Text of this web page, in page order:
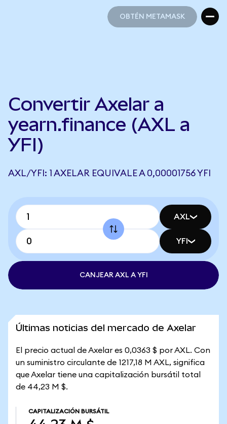
OBTÉN METAMASK
Convertir Axelar a
yearn.finance (AXL a
YFI)
AXL/YFI: 1 AXELAR EQUIVALE A 0,00001756 YFI
AXL
YFI
CANJEAR AXL A YFI
Últimas noticias del mercado de Axelar
El precio actual de Axelar es 0,0363 $ por AXL. Con
un suministro circulante de 1217,18 M AXL, significa
que Axelar tiene una capitalización bursátil total
de 44,23 M $.
CAPITALIZACIÓN BURSÁTIL